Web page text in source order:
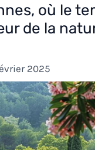
où le
de la
2025